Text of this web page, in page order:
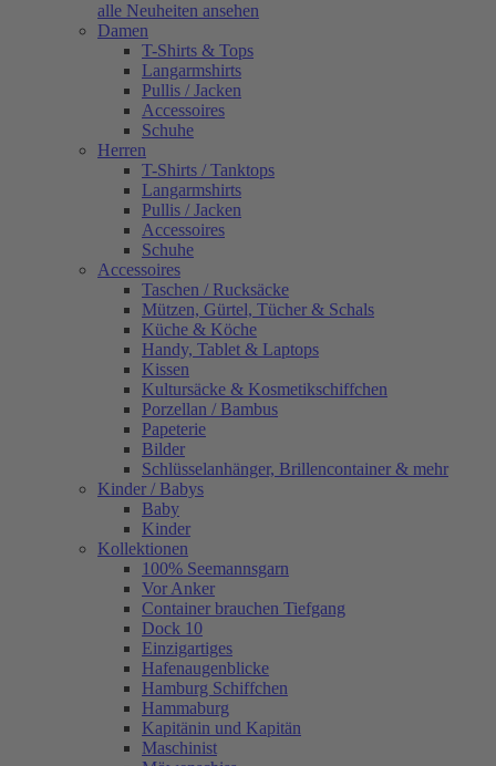
alle Neuheiten ansehen
Damen
T-Shirts & Tops
Langarmshirts
Pullis / Jacken
Accessoires
Schuhe
Herren
T-Shirts / Tanktops
Langarmshirts
Pullis / Jacken
Accessoires
Schuhe
Accessoires
Taschen / Rucksäcke
Mützen, Gürtel, Tücher & Schals
Küche & Köche
Handy, Tablet & Laptops
Kissen
Kultursäcke & Kosmetikschiffchen
Porzellan / Bambus
Papeterie
Bilder
Schlüsselanhänger, Brillencontainer & mehr
Kinder / Babys
Baby
Kinder
Kollektionen
100% Seemannsgarn
Vor Anker
Container brauchen Tiefgang
Dock 10
Einzigartiges
Hafenaugen­blicke
Hamburg Schiffchen
Hammaburg
Kapitänin und Kapitän
Maschinist